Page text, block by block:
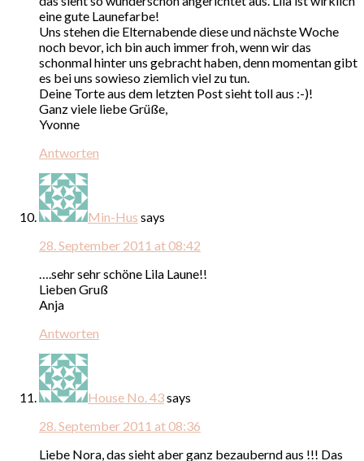
eine gute Launefarbe!
Uns stehen die Elternabende diese und nächste Woche
noch bevor, ich bin auch immer froh, wenn wir das
schonmal hinter uns gebracht haben, denn momentan gibt
es bei uns sowieso ziemlich viel zu tun.
Deine Torte aus dem letzten Post sieht toll aus :-)!
Ganz viele liebe Grüße,
Yvonne
Antworten
Min-Hus says
28. September 2011 at 08:42
….sehr sehr schöne Lila Laune!!
Lieben Gruß
Anja
Antworten
House No. 43says
28. September 2011 at 08:36
Liebe Nora, das sieht aber ganz bezaubernd aus !!! Das